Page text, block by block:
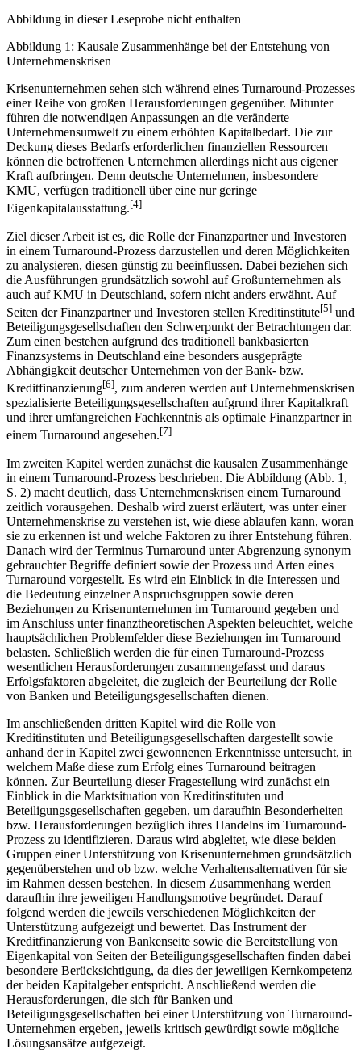
Abbildung in dieser Leseprobe nicht enthalten
Abbildung 1: Kausale Zusammenhänge bei der Entstehung von
Unternehmenskrisen
Krisenunternehmen sehen sich während eines Turnaround-Prozesses
einer Reihe von großen Herausforderungen gegenüber. Mitunter
führen die notwendigen Anpassungen an die veränderte
Unternehmensumwelt zu einem erhöhten Kapitalbedarf. Die zur
Deckung dieses Bedarfs erforderlichen finanziellen Ressourcen
können die betroffenen Unternehmen allerdings nicht aus eigener
Kraft aufbringen. Denn deutsche Unternehmen, insbesondere
KMU, verfügen traditionell über eine nur geringe
Eigenkapitalausstattung.[4]
Ziel dieser Arbeit ist es, die Rolle der Finanzpartner und Investoren
in einem Turnaround-Prozess darzustellen und deren Möglichkeiten
zu analysieren, diesen günstig zu beeinflussen. Dabei beziehen sich
die Ausführungen grundsätzlich sowohl auf Großunternehmen als
auch auf KMU in Deutschland, sofern nicht anders erwähnt. Auf
Seiten der Finanzpartner und Investoren stellen Kreditinstitute[5] und
Beteiligungsgesellschaften den Schwerpunkt der Betrachtungen dar.
Zum einen bestehen aufgrund des traditionell bankbasierten
Finanzsystems in Deutschland eine besonders ausgeprägte
Abhängigkeit deutscher Unternehmen von der Bank- bzw.
Kreditfinanzierung[6], zum anderen werden auf Unternehmenskrisen
spezialisierte Beteiligungs­gesellschaften aufgrund ihrer Kapitalkraft
und ihrer umfangreichen Fachkenntnis als optimale Finanzpartner in
einem Turnaround angesehen.[7]
Im zweiten Kapitel werden zunächst die kausalen Zusammenhänge
in einem Turnaround-Prozess beschrieben. Die Abbildung (Abb. 1,
S. 2) macht deutlich, dass Unternehmenskrisen einem Turnaround
zeitlich vorausgehen. Deshalb wird zuerst erläutert, was unter einer
Unternehmenskrise zu verstehen ist, wie diese ablaufen kann, woran
sie zu erkennen ist und welche Faktoren zu ihrer Entstehung führen.
Danach wird der Terminus Turnaround unter Abgrenzung synonym
gebrauchter Begriffe definiert sowie der Prozess und Arten eines
Turnaround vorgestellt. Es wird ein Einblick in die Interessen und
die Bedeutung einzelner Anspruchsgruppen sowie deren
Beziehungen zu Krisenunternehmen im Turnaround gegeben und
im Anschluss unter finanztheoretischen Aspekten beleuchtet, welche
hauptsächlichen Problemfelder diese Beziehungen im Turnaround
belasten. Schließlich werden die für einen Turnaround-Prozess
wesentlichen Herausforderungen zusammengefasst und daraus
Erfolgsfaktoren abgeleitet, die zugleich der Beurteilung der Rolle
von Banken und Beteiligungsgesellschaften dienen.
Im anschließenden dritten Kapitel wird die Rolle von
Kreditinstituten und Beteiligungsgesellschaften dargestellt sowie
anhand der in Kapitel zwei gewonnenen Erkenntnisse untersucht, in
welchem Maße diese zum Erfolg eines Turnaround beitragen
können. Zur Beurteilung dieser Fragestellung wird zunächst ein
Einblick in die Marktsituation von Kreditinstituten und
Beteiligungsgesellschaften gegeben, um daraufhin Besonderheiten
bzw. Herausforderungen bezüglich ihres Handelns im Turnaround-
Prozess zu identifizieren. Daraus wird abgleitet, wie diese beiden
Gruppen einer Unterstützung von Krisenunternehmen grundsätzlich
gegenüberstehen und ob bzw. welche Verhaltensalternativen für sie
im Rahmen dessen bestehen. In diesem Zusammenhang werden
daraufhin ihre jeweiligen Handlungsmotive begründet. Darauf
folgend werden die jeweils verschiedenen Möglichkeiten der
Unterstützung aufgezeigt und bewertet. Das Instrument der
Kreditfinanzierung von Bankenseite sowie die Bereitstellung von
Eigenkapital von Seiten der Beteiligungsgesellschaften finden dabei
besondere Berücksichtigung, da dies der jeweiligen Kernkompetenz
der beiden Kapitalgeber entspricht. Anschließend werden die
Herausforderungen, die sich für Banken und
Beteiligungsgesellschaften bei einer Unterstützung von Turnaround-
Unternehmen ergeben, jeweils kritisch gewürdigt sowie mögliche
Lösungsansätze aufgezeigt.